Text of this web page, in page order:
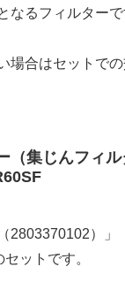
なるフィルターで
場合はセットで
（集じんフィ
2803370102）」
ットです。